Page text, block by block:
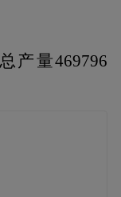
产量469796